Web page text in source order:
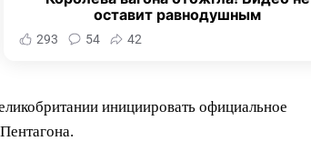
оставит равнодушным
293 54 42
инициировать официальное